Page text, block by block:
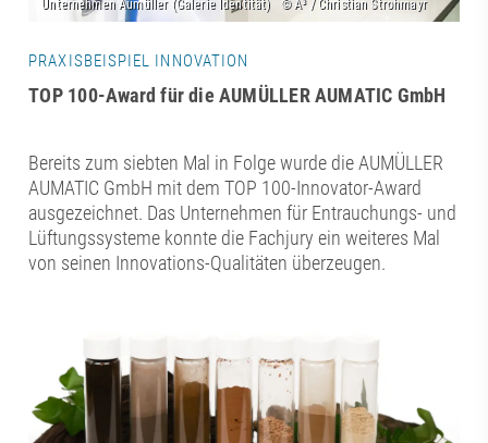
PRAXISBEISPIEL INNOVATION
TOP 100-Award für die AUMÜLLER AUMATIC GmbH
Bereits zum siebten Mal in Folge wurde die AUMÜLLER
AUMATIC GmbH mit dem TOP 100-Innovator-Award
ausgezeichnet. Das Unternehmen für Entrauchungs- und
Lüftungssysteme konnte die Fachjury ein weiteres Mal
von seinen Innovations-Qualitäten überzeugen.